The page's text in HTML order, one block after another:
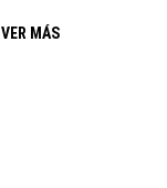
VER MÁS